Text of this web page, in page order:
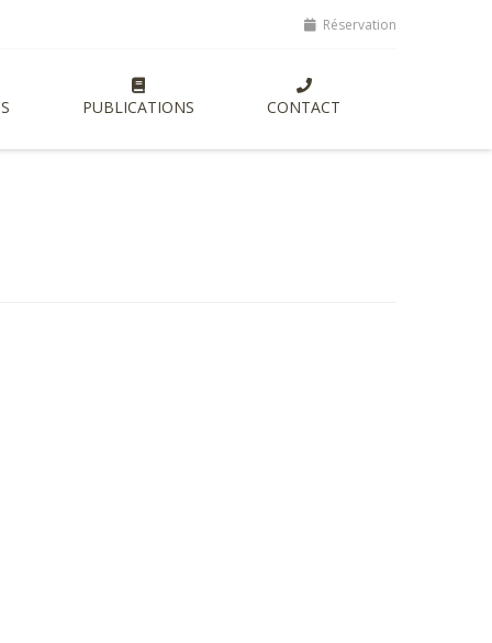
lancement de nouvelles formations entrepreneuriales
Réservation
PUBLICATIONS CONTACT